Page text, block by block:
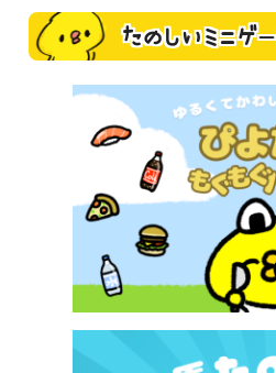
たのしいミニゲ